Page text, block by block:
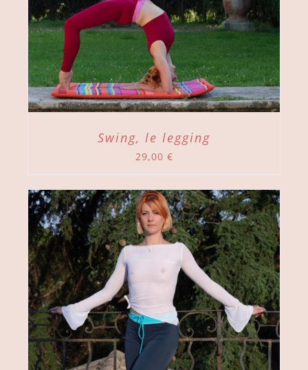
Swing, le legging
29,00 €